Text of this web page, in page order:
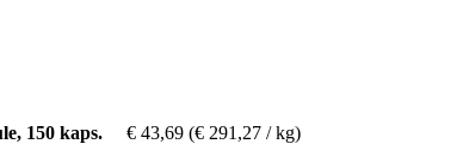
150 kaps. € 43,69 (€ 291,27 / kg)